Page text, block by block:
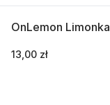
OnLemon Limonka
13,00 zł